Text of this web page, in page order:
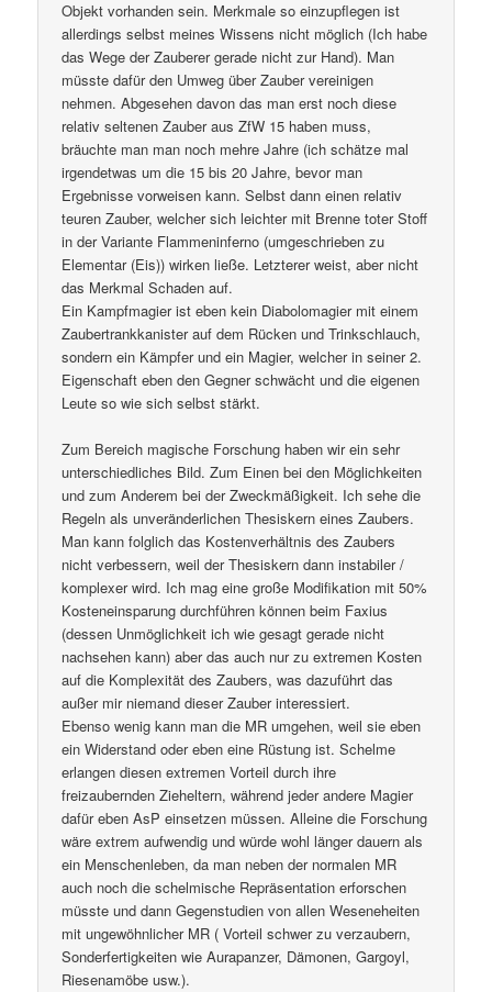
Objekt vorhanden sein. Merkmale so einzupflegen ist
allerdings selbst meines Wissens nicht möglich (Ich habe
das Wege der Zauberer gerade nicht zur Hand). Man
müsste dafür den Umweg über Zauber vereinigen
nehmen. Abgesehen davon das man erst noch diese
relativ seltenen Zauber aus ZfW 15 haben muss,
bräuchte man man noch mehre Jahre (ich schätze mal
irgendetwas um die 15 bis 20 Jahre, bevor man
Ergebnisse vorweisen kann. Selbst dann einen relativ
teuren Zauber, welcher sich leichter mit Brenne toter Stoff
in der Variante Flammeninferno (umgeschrieben zu
Elementar (Eis)) wirken ließe. Letzterer weist, aber nicht
das Merkmal Schaden auf.
Ein Kampfmagier ist eben kein Diabolomagier mit einem
Zaubertrankkanister auf dem Rücken und Trinkschlauch,
sondern ein Kämpfer und ein Magier, welcher in seiner 2.
Eigenschaft eben den Gegner schwächt und die eigenen
Leute so wie sich selbst stärkt.
Zum Bereich magische Forschung haben wir ein sehr
unterschiedliches Bild. Zum Einen bei den Möglichkeiten
und zum Anderem bei der Zweckmäßigkeit. Ich sehe die
Regeln als unveränderlichen Thesiskern eines Zaubers.
Man kann folglich das Kostenverhältnis des Zaubers
nicht verbessern, weil der Thesiskern dann instabiler /
komplexer wird. Ich mag eine große Modifikation mit 50%
Kosteneinsparung durchführen können beim Faxius
(dessen Unmöglichkeit ich wie gesagt gerade nicht
nachsehen kann) aber das auch nur zu extremen Kosten
auf die Komplexität des Zaubers, was dazuführt das
außer mir niemand dieser Zauber interessiert.
Ebenso wenig kann man die MR umgehen, weil sie eben
ein Widerstand oder eben eine Rüstung ist. Schelme
erlangen diesen extremen Vorteil durch ihre
freizaubernden Zieheltern, während jeder andere Magier
dafür eben AsP einsetzen müssen. Alleine die Forschung
wäre extrem aufwendig und würde wohl länger dauern als
ein Menschenleben, da man neben der normalen MR
auch noch die schelmische Repräsentation erforschen
müsste und dann Gegenstudien von allen Weseneheiten
mit ungewöhnlicher MR ( Vorteil schwer zu verzaubern,
Sonderfertigkeiten wie Aurapanzer, Dämonen, Gargoyl,
Riesenamöbe usw.).